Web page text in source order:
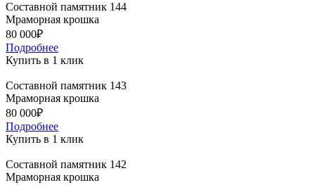
Составной памятник 144
Мраморная крошка
80 000₽
Подробнее
Купить в 1 клик
Составной памятник 143
Мраморная крошка
80 000₽
Подробнее
Купить в 1 клик
Составной памятник 142
Мраморная крошка